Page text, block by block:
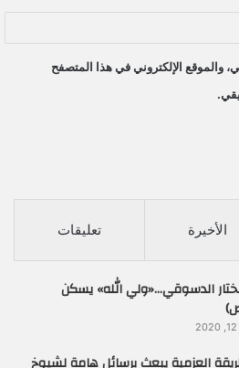
والموقع الإلكتروني في هذا المتصفح
الأخيرة تعليقات
الدسوقي…«ولي الله» يسكن